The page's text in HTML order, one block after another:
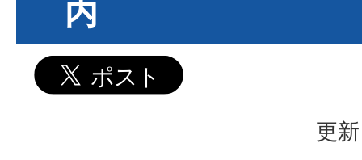
内
更